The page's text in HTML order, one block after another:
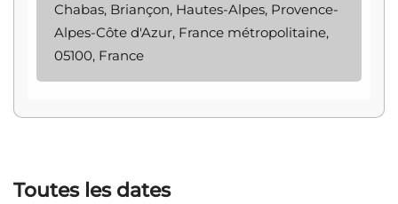
Chabas, Briançon, Hautes-Alpes, Provence-
Alpes-Côte d'Azur, France métropolitaine,
05100, France
Toutes les dates